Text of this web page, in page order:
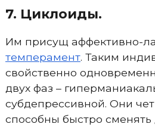
7. Циклоиды.
Им присущ аффективно-
темперамент. Таким
свойственно
двух фаз –
субдепрессивной. Они
способны быстро сменять